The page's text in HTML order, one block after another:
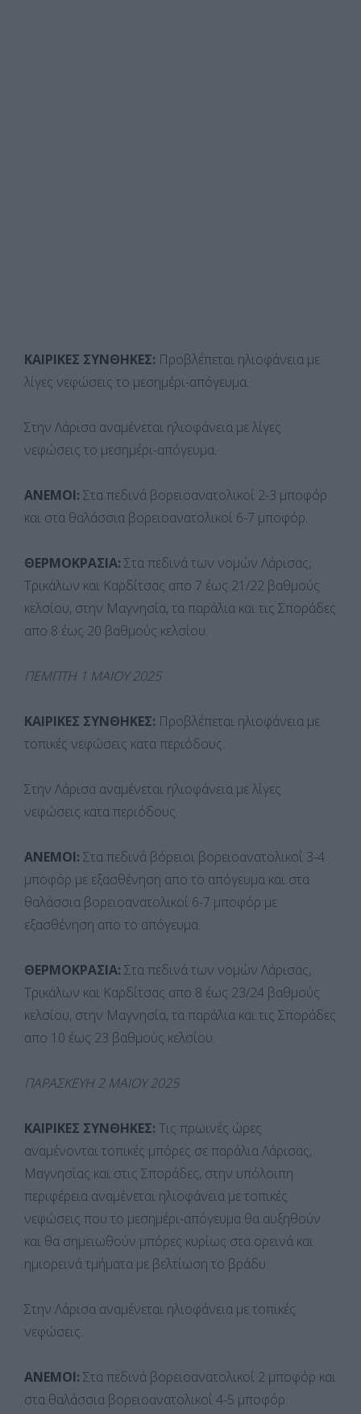
ΚΑΙΡΙΚΕΣ ΣΥΝΘΗΚΕΣ: Προβλέπεται ηλιοφάνεια με
λίγες νεφώσεις το μεσημέρι-απόγευμα.
Στην Λάρισα αναμένεται ηλιοφάνεια με λίγες
νεφώσεις το μεσημέρι-απόγευμα.
ΑΝΕΜΟΙ: Στα πεδινά βορειοανατολικοί 2-3 μποφόρ
και στα θαλάσσια βορειοανατολικοί 6-7 μποφόρ.
ΘΕΡΜΟΚΡΑΣΙΑ: Στα πεδινά των νομών Λάρισας,
Τρικάλων και Καρδίτσας απο 7 έως 21/22 βαθμούς
κελσίου, στην Μαγνησία, τα παράλια και τις Σποράδες
απο 8 έως 20 βαθμούς κελσίου.
ΠΕΜΠΤΗ 1 ΜΑΙΟΥ 2025
ΚΑΙΡΙΚΕΣ ΣΥΝΘΗΚΕΣ: Προβλέπεται ηλιοφάνεια με
τοπικές νεφώσεις κατα περιόδους.
Στην Λάρισα αναμένεται ηλιοφάνεια με λίγες
νεφώσεις κατα περιόδους.
ΑΝΕΜΟΙ: Στα πεδινά βόρειοι βορειοανατολικοί 3-4
μποφόρ με εξασθένηση απο το απόγευμα και στα
θαλάσσια βορειοανατολικοί 6-7 μποφόρ με
εξασθένηση απο το απόγευμα.
ΘΕΡΜΟΚΡΑΣΙΑ: Στα πεδινά των νομών Λάρισας,
Τρικάλων και Καρδίτσας απο 8 έως 23/24 βαθμούς
κελσίου, στην Μαγνησία, τα παράλια και τις Σποράδες
απο 10 έως 23 βαθμούς κελσίου.
ΠΑΡΑΣΚΕΥΗ 2 ΜΑΙΟΥ 2025
ΚΑΙΡΙΚΕΣ ΣΥΝΘΗΚΕΣ: Τις πρωινές ώρες
αναμένονται τοπικές μπόρες σε παράλια Λάρισας,
Μαγνησίας και στις Σποράδες, στην υπόλοιπη
περιφέρεια αναμένεται ηλιοφάνεια με τοπικές
νεφώσεις που το μεσημέρι-απόγευμα θα αυξηθούν
και θα σημειωθούν μπόρες κυρίως στα ορεινά και
ημιορεινά τμήματα με βελτίωση το βράδυ.
Στην Λάρισα αναμένεται ηλιοφάνεια με τοπικές
νεφώσεις.
ΑΝΕΜΟΙ: Στα πεδινά βορειοανατολικοί 2 μποφόρ και
στα θαλάσσια βορειοανατολικοί 4-5 μποφόρ.